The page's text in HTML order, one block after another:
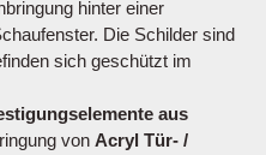
hinter einer
Die Schilder sind
sich geschützt im
aus
von Acryl Tür- /